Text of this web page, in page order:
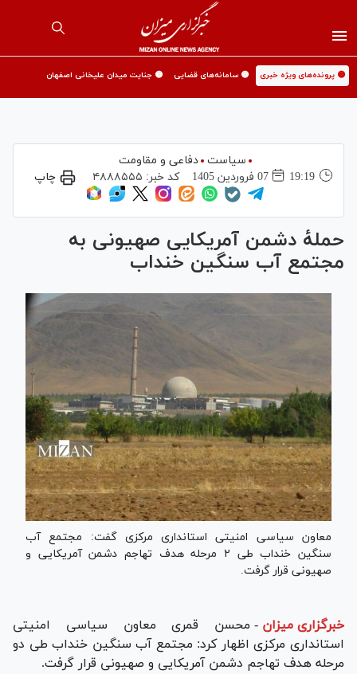
🟡 پرونده‌های ویژه خبری 🟡 سامانه‌های قضایی 🟡 جنایت میدان علیخانی اصفهان
سیاست
دفاعی و مقاومت
19:19
07 فروردين 1405 کد خبر: ۴۸۸۸۵۵۵ چاپ
حملهٔ دشمن آمریکایی صهیونی به
مجتمع آب سنگین خنداب
معاون سیاسی امنیتی استانداری مرکزی گفت: مجتمع آب
سنگین خنداب طی ۲ مرحله هدف تهاجم دشمن آمریکایی و
صهیونی قرار گرفت.
خبرگزاری میزان - محسن قمری معاون سیاسی امنیتی
استانداری مرکزی اظهار کرد: مجتمع آب سنگین خنداب طی دو
مرحله هدف تهاجم دشمن آمریکایی و صهیونی قرار گرفت.